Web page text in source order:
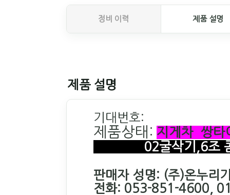
정비 이력 제품 설명
제품 설명
기대번호:
제품상태: 지게차 쌍타
02굴삭기,6조 콤
판매자 성명: (주)온누리
전화: 053-851-4600,